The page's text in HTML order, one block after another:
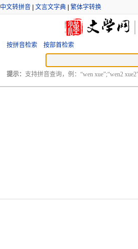
中文转拼音| 文言文字典| 繁体字转换
按拼音检索 按部首检索
提示： 支持拼音查询，例：“wen xue”;“wen2